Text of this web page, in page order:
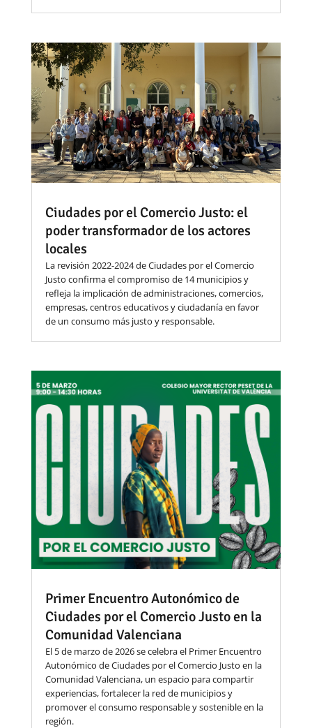
Ciudades por el Comercio Justo: el
poder transformador de los actores
locales
La revisión 2022-2024 de Ciudades por el Comercio
Justo confirma el compromiso de 14 municipios y
refleja la implicación de administraciones, comercios,
empresas, centros educativos y ciudadanía en favor
de un consumo más justo y responsable.
Primer Encuentro Autonómico de
Ciudades por el Comercio Justo en la
Comunidad Valenciana
El 5 de marzo de 2026 se celebra el Primer Encuentro
Autonómico de Ciudades por el Comercio Justo en la
Comunidad Valenciana, un espacio para compartir
experiencias, fortalecer la red de municipios y
promover el consumo responsable y sostenible en la
región.